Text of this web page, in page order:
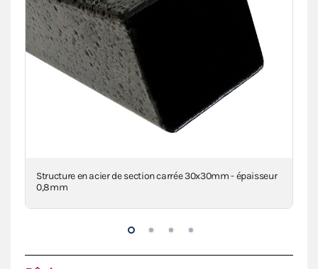
Structure en acier de section carrée 30x30mm - épaisseur
0,8mm